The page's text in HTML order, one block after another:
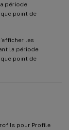
période
point de
les
la période
point de
pour Profile